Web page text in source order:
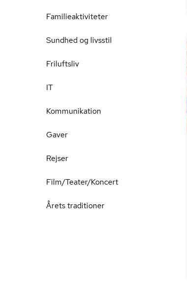
Familieaktiviteter
Sundhed og livsstil
Friluftsliv
IT
Kommunikation
Gaver
Rejser
Film/Teater/Koncert
Årets traditioner